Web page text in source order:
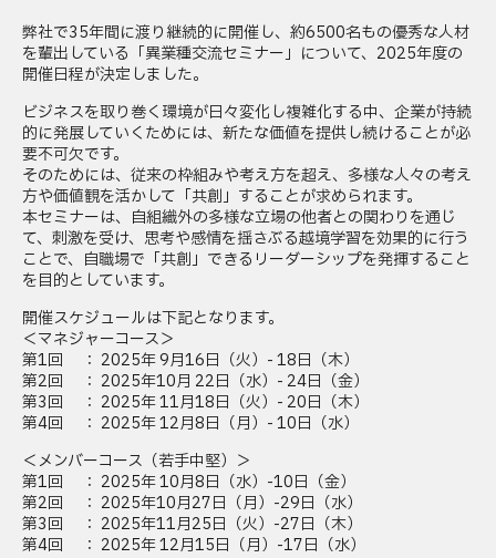
弊社で35年間に渡り継続的に開催し、約6500名もの優秀な人材
を輩出している「異業種交流セミナー」について、2025年度の
開催日程が決定しました。
ビジネスを取り巻く環境が日々変化し複雑化する中、企業が持続
的に発展していくためには、新たな価値を提供し続けることが必
要不可欠です。
そのためには、従来の枠組みや考え方を超え、多様な人々の考え
方や価値観を活かして「共創」することが求められます。
本セミナーは、自組織外の多様な立場の他者との関わりを通じ
て、刺激を受け、思考や感情を揺さぶる越境学習を効果的に行う
ことで、自職場で「共創」できるリーダーシップを発揮すること
を目的としています。
開催スケジュールは下記となります。
＜マネジャーコース＞
第1回 ： 2025年 9月16日（火）- 18日（木）
第2回 ： 2025年10月 22日（水）- 24日（金）
第3回 ： 2025年 11月18日（火）- 20日（木）
第4回 ： 2025年 12月8日（月）- 10日（水）
＜メンバーコース（若手中堅）＞
第1回 ： 2025年 10月8日（水）-10日（金）
第2回 ： 2025年10月27日（月）-29日（水）
第3回 ： 2025年11月25日（火）-27日（木）
第4回 ： 2025年 12月15日（月）-17日（水）